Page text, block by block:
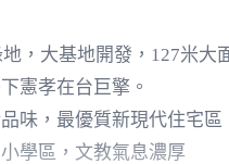
，大基地開發，127米大
憲孝在台巨擎。
味，最優質新現代住宅區
學區，文教氣息濃厚